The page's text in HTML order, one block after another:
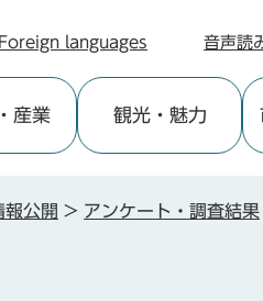
Foreign languages 音声読
・産業 観光・魅力
報公開 > アンケート・調査結果